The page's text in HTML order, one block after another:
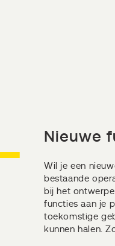
Nieuwe
Wil je een
bestaande
bij het
functies aan je
toekomstige
kunnen halen.